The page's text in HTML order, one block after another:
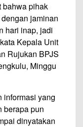
bahwa pihak
jaminan
hari inap, jadi
Kepala Unit
Rujukan BPJS
Minggu
informasi yang
berapa pun
dinyatakan